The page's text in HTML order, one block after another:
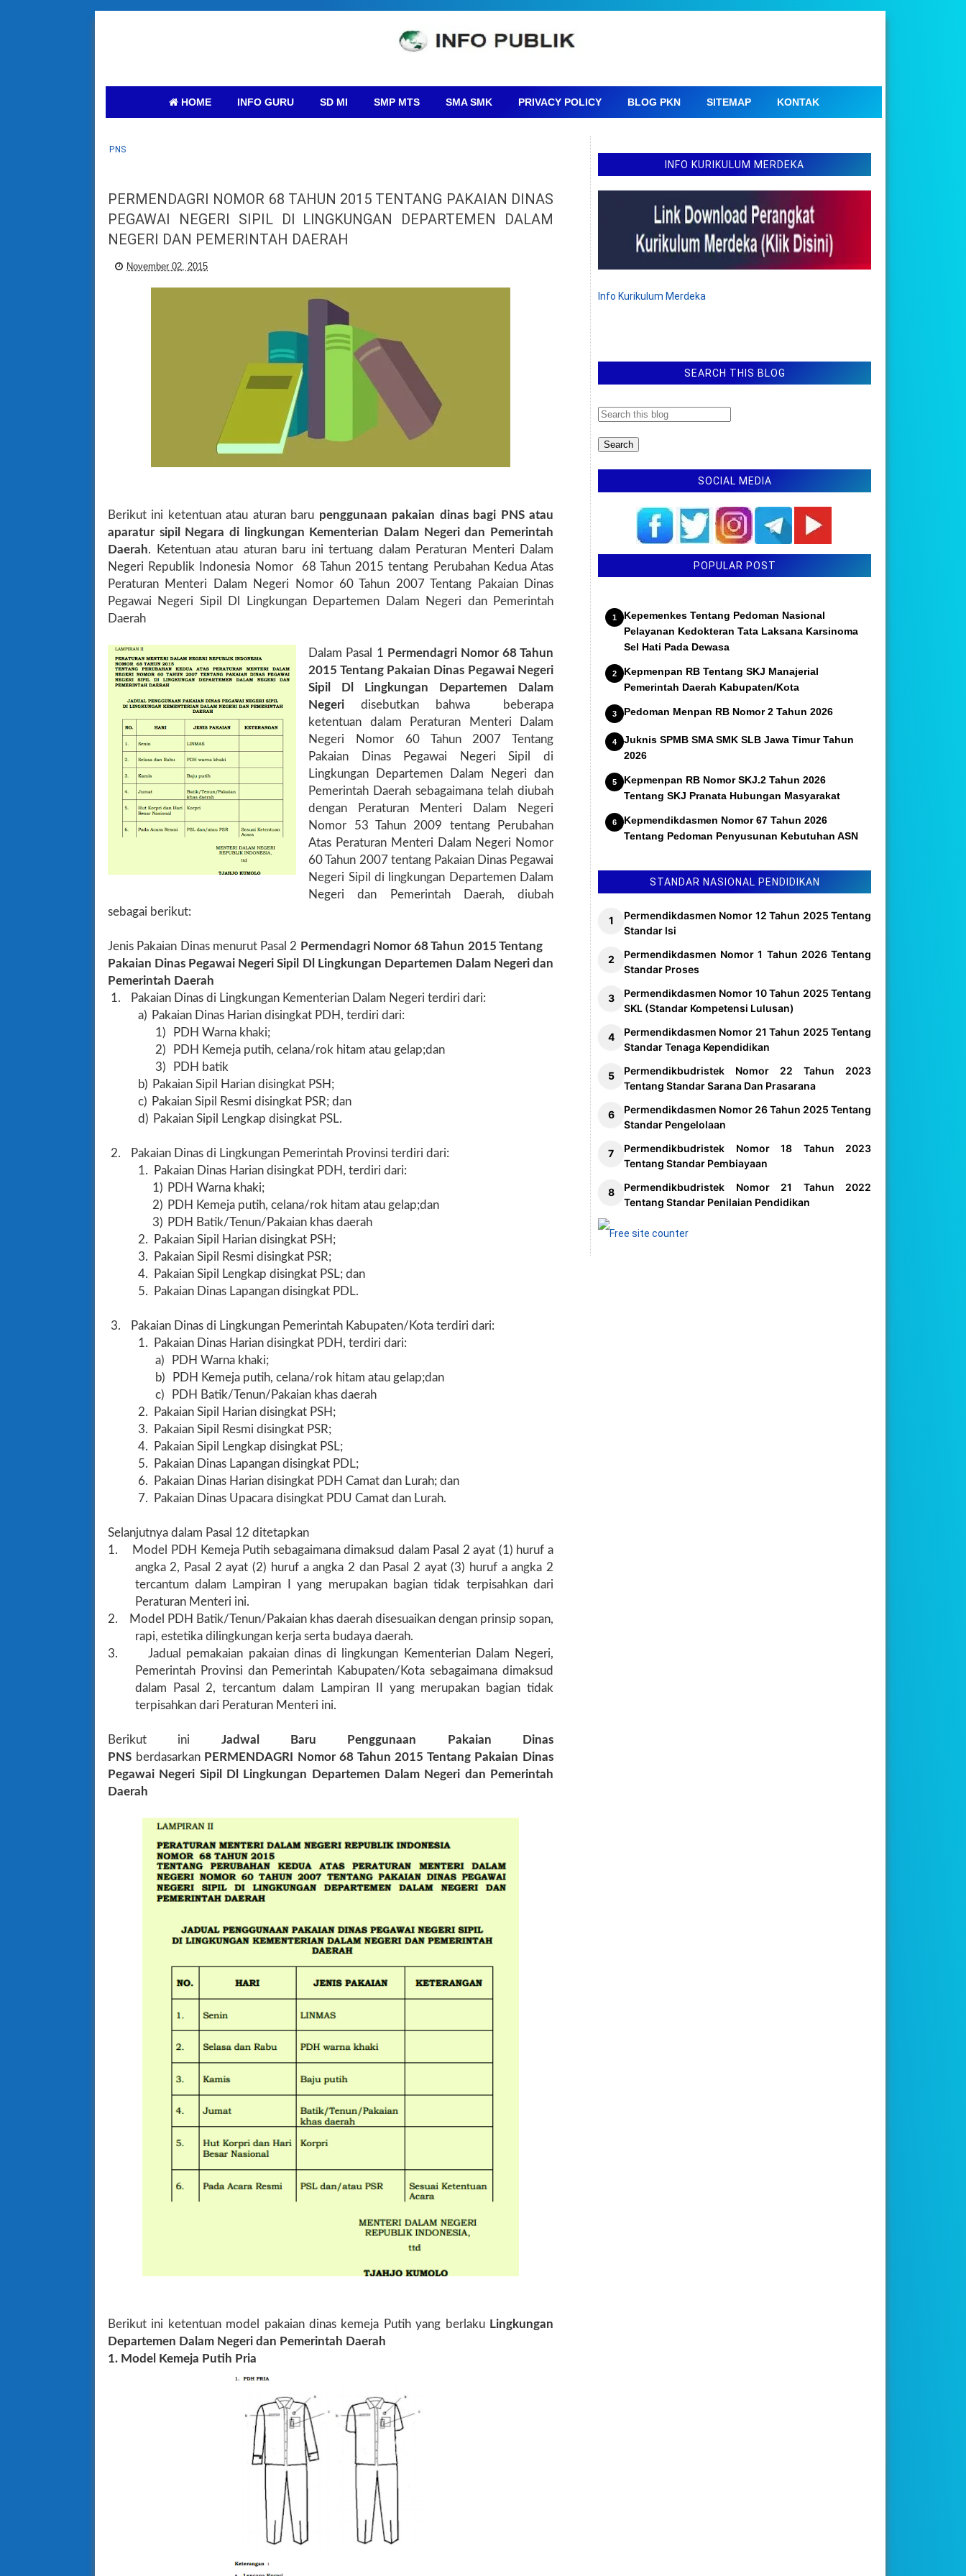
HOME INFO GURU SD MI SMP MTS SMA SMK PRIVACY POLICY BLOG PKN SITEMAP KONTAK
PNS
PERMENDAGRI NOMOR 68 TAHUN 2015 TENTANG PAKAIAN DINAS
PEGAWAI NEGERI SIPIL Dl LlNGKUNGAN DEPARTEMEN DALAM
NEGERI DAN PEMERINTAH DAERAH
November 02, 2015
Berikut ini ketentuan atau aturan baru penggunaan pakaian dinas bagi PNS atau
aparatur sipil Negara di lingkungan Kementerian Dalam Negeri dan Pemerintah
Daerah. Ketentuan atau aturan baru ini tertuang dalam Peraturan Menteri Dalam
Negeri Republik Indonesia Nomor 68 Tahun 2015 tentang Perubahan Kedua Atas
Peraturan Menteri Dalam Negeri Nomor 60 Tahun 2007 Tentang Pakaian Dinas
Pegawai Negeri Sipil Dl Lingkungan Departemen Dalam Negeri dan Pemerintah
Daerah
Dalam Pasal 1 Permendagri Nomor 68 Tahun
2015 Tentang Pakaian Dinas Pegawai Negeri
Sipil Dl Lingkungan Departemen Dalam
Negeridisebutkan bahwa
beberapa
ketentuan dalam Peraturan Menteri Dalam
Negeri Nomor 60 Tahun 2007 Tentang
Pakaian Dinas Pegawai Negeri Sipil di
Lingkungan Departemen Dalam Negeri dan
Pemerintah Daerah sebagaimana telah diubah
dengan Peraturan Menteri Dalam Negeri
Nomor 53 Tahun 2009 tentang Perubahan
Atas Peraturan Menteri Dalam Negeri Nomor
60 Tahun 2007 tentang Pakaian Dinas Pegawai
Negeri Sipil di lingkungan Departemen Dalam
Negeri dan Pemerintah Daerah, diubah
sebagai berikut:
Jenis Pakaian Dinas menurut Pasal 2 Permendagri Nomor 68 Tahun 2015 Tentang
Pakaian Dinas Pegawai Negeri Sipil Dl Lingkungan Departemen Dalam Negeri dan
Pemerintah Daerah
1.
Pakaian Dinas di Lingkungan Kementerian Dalam Negeri terdiri dari:
a) Pakaian Dinas Harian disingkat PDH, terdiri dari:
1)
PDH Warna khaki;
2)
PDH Kemeja putih, celana/rok hitam atau gelap;dan
3)
PDH batik
b) Pakaian Sipil Harian disingkat PSH;
c) Pakaian Sipil Resmi disingkat PSR; dan
d) Pakaian Sipil Lengkap disingkat PSL.
2.
Pakaian Dinas di Lingkungan Pemerintah Provinsi terdiri dari:
1.
Pakaian Dinas Harian disingkat PDH, terdiri dari:
1) PDH Warna khaki;
2) PDH Kemeja putih, celana/rok hitam atau gelap;dan
3) PDH Batik/Tenun/Pakaian khas daerah
2.
Pakaian Sipil Harian disingkat PSH;
3.
Pakaian Sipil Resmi disingkat PSR;
4.
Pakaian Sipil Lengkap disingkat PSL; dan
5.
Pakaian Dinas Lapangan disingkat PDL.
3.
Pakaian Dinas di Lingkungan Pemerintah Kabupaten/Kota terdiri dari:
1.
Pakaian Dinas Harian disingkat PDH, terdiri dari:
a)
PDH Warna khaki;
b)
PDH Kemeja putih, celana/rok hitam atau gelap;dan
c)
PDH Batik/Tenun/Pakaian khas daerah
2.
Pakaian Sipil Harian disingkat PSH;
3.
Pakaian Sipil Resmi disingkat PSR;
4.
Pakaian Sipil Lengkap disingkat PSL;
5.
Pakaian Dinas Lapangan disingkat PDL;
6.
Pakaian Dinas Harian disingkat PDH Camat dan Lurah; dan
7.
Pakaian Dinas Upacara disingkat PDU Camat dan Lurah.
Selanjutnya dalam Pasal 12 ditetapkan
1.
Model PDH Kemeja Putih sebagaimana dimaksud dalam Pasal 2 ayat (1) huruf a
angka 2, Pasal 2 ayat (2) huruf a angka 2 dan Pasal 2 ayat (3) huruf a angka 2
tercantum dalam Lampiran I yang merupakan bagian tidak terpisahkan dari
Peraturan Menteri ini.
2.
Model PDH Batik/Tenun/Pakaian khas daerah disesuaikan dengan prinsip sopan,
rapi, estetika dilingkungan kerja serta budaya daerah.
3.
Jadual pemakaian pakaian dinas di lingkungan Kementerian Dalam Negeri,
Pemerintah Provinsi dan Pemerintah Kabupaten/Kota sebagaimana dimaksud
dalam Pasal 2, tercantum dalam Lampiran II yang merupakan bagian tidak
terpisahkan dari Peraturan Menteri ini.
Berikut ini Jadwal Baru Penggunaan Pakaian Dinas
PNS berdasarkan PERMENDAGRI Nomor 68 Tahun 2015 Tentang Pakaian Dinas
Pegawai Negeri Sipil Dl Lingkungan Departemen Dalam Negeri dan Pemerintah
Daerah
Berikut ini ketentuan model pakaian dinas kemeja Putih yang berlaku Lingkungan
Departemen Dalam Negeri dan Pemerintah Daerah
1. Model Kemeja Putih Pria
INFO KURIKULUM MERDEKA
Info Kurikulum Merdeka
SEARCH THIS BLOG
SOCIAL MEDIA
POPULAR POST
Kepemenkes Tentang Pedoman Nasional
Pelayanan Kedokteran Tata Laksana Karsinoma
Sel Hati Pada Dewasa
Kepmenpan RB Tentang SKJ Manajerial
Pemerintah Daerah Kabupaten/Kota
Pedoman Menpan RB Nomor 2 Tahun 2026
Juknis SPMB SMA SMK SLB Jawa Timur Tahun
2026
Kepmenpan RB Nomor SKJ.2 Tahun 2026
Tentang SKJ Pranata Hubungan Masyarakat
Kepmendikdasmen Nomor 67 Tahun 2026
Tentang Pedoman Penyusunan Kebutuhan ASN
STANDAR NASIONAL PENDIDIKAN
Permendikdasmen Nomor 12 Tahun 2025 Tentang
Standar Isi
Permendikdasmen Nomor 1 Tahun 2026 Tentang
Standar Proses
Permendikdasmen Nomor 10 Tahun 2025 Tentang
SKL (Standar Kompetensi Lulusan)
Permendikdasmen Nomor 21 Tahun 2025 Tentang
Standar Tenaga Kependidikan
Permendikbudristek Nomor 22 Tahun 2023
Tentang Standar Sarana Dan Prasarana
Permendikdasmen Nomor 26 Tahun 2025 Tentang
Standar Pengelolaan
Permendikbudristek Nomor 18 Tahun 2023
Tentang Standar Pembiayaan
Permendikbudristek Nomor 21 Tahun 2022
Tentang Standar Penilaian Pendidikan